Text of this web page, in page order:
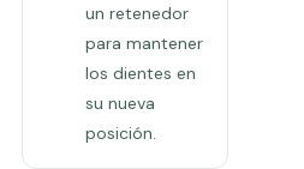
un retenedor
para mantener
los dientes en
su nueva
posición.